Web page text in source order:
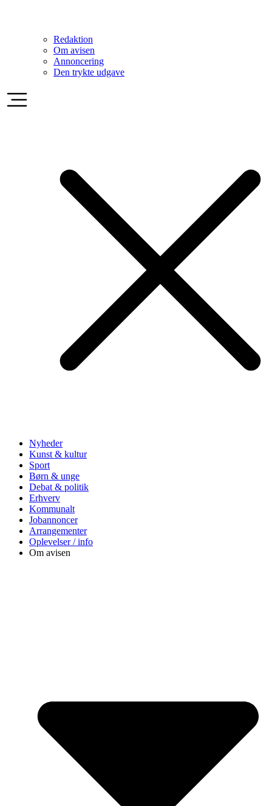
Redaktion
Om avisen
Annoncering
Den trykte udgave
Nyheder
Kunst & kultur
Sport
Børn & unge
Debat & politik
Erhverv
Kommunalt
Jobannoncer
Arrangementer
Oplevelser / info
Om avisen